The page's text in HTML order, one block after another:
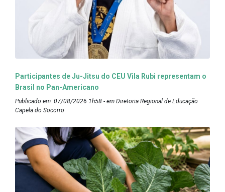
Participantes de Ju-Jitsu do CEU Vila Rubi representam o
Brasil no Pan-Americano
Publicado em: 07/08/2026 1h58 - em Diretoria Regional de Educação
Capela do Socorro